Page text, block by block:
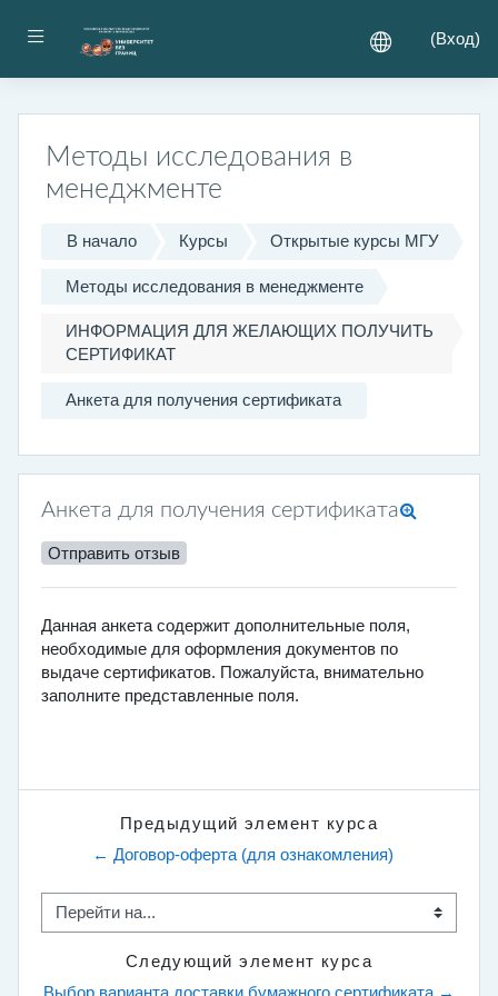
Боковая панель (Вход)
Методы исследования в
менеджменте
В начало Курсы Открытые курсы МГУ
Методы исследования в менеджменте
ИНФОРМАЦИЯ ДЛЯ ЖЕЛАЮЩИХ ПОЛУЧИТЬ
СЕРТИФИКАТ
Анкета для получения сертификата
Анкета для получения сертификата
Отправить отзыв
Данная анкета содержит дополнительные поля,
необходимые для оформления документов по
выдаче сертификатов. Пожалуйста, внимательно
заполните представленные поля.
Предыдущий элемент курса
← Договор-оферта (для ознакомления)
Перейти на...
Следующий элемент курса